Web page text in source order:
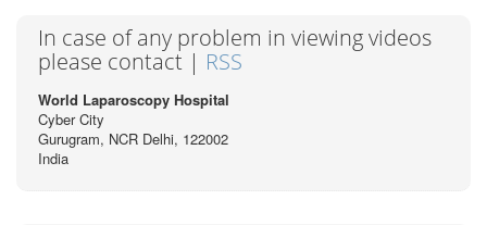
In case of any problem in viewing videos
please contact | RSS
World Laparoscopy Hospital
Cyber City
Gurugram, NCR Delhi, 122002
India